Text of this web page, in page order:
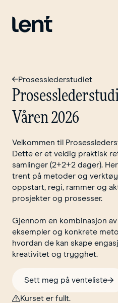
Til forsiden
Prosesslederstudiet
Våren2026
Velkommen til
Dette er et veldig praktisk
samlinger (2+2+2 dager).
trent på metoder og
oppstart, regi, rammer og
prosjekter og prosesser.
Gjennom en kombinasjon
eksempler og konkrete
hvordan de kan skape
kreativitet og trygghet.
Sett meg på venteliste
Kurset er fullt.